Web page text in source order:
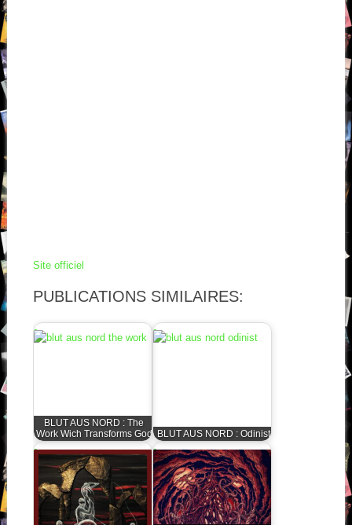
Site officiel
PUBLICATIONS SIMILAIRES:
BLUT AUS NORD : The
Work Wich Transforms God
BLUT AUS NORD : Odinist